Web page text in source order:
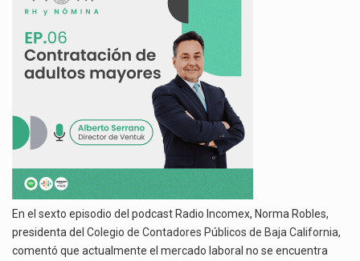
En el sexto episodio del podcast Radio Incomex, Norma Robles,
presidenta del Colegio de Contadores Públicos de Baja California,
comentó que actualmente el mercado laboral no se encuentra